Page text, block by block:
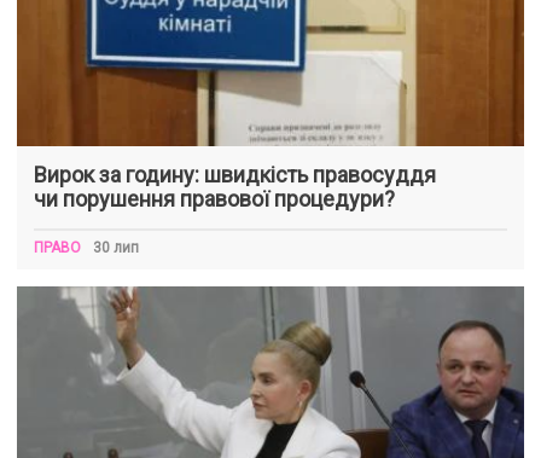
Вирок за годину: швидкість правосуддя
чи порушення правової процедури?
ПРАВО 30 лип